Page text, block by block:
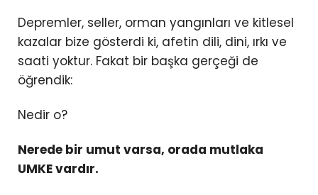
Depremler, seller, orman yangınları ve kitlesel
kazalar bize gösterdi ki, afetin dili, dini, ırkı ve
saati yoktur. Fakat bir başka gerçeği de
öğrendik:
Nedir o?
Nerede bir umut varsa, orada mutlaka
UMKE vardır.